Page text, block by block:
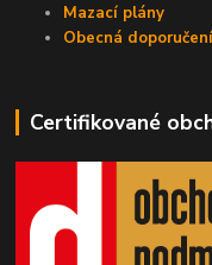
Mazací plány
Obecná doporučení
Certifikované